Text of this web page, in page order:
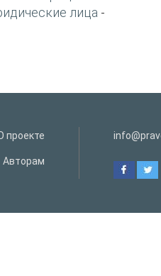
лица -
проекте
Авторам